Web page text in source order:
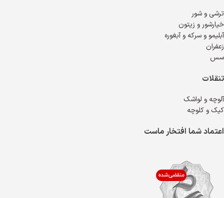
ترشی و شور
خیارشور و زیتون
آبلیمو و سرکه و آبغوره
زعفران
سس
تنقلات
آلوچه و لواشک
کیک و کلوچه
اعتماد شما افتخار ماست